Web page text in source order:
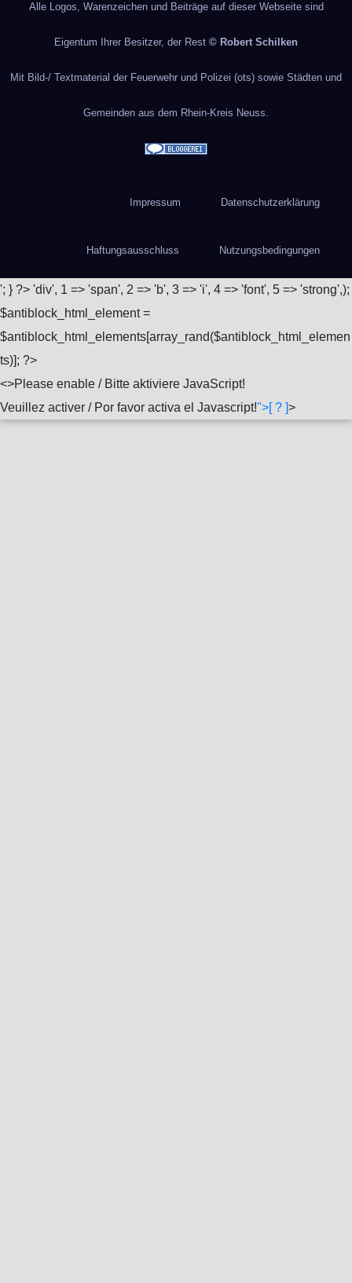
Alle Logos, Warenzeichen und Beiträge auf dieser Webseite sind
Eigentum Ihrer Besitzer, der Rest © Robert Schilken
Mit Bild-/ Textmaterial der Feuerwehr und Polizei (ots) sowie Städten und
Gemeinden aus dem Rhein-Kreis Neuss.
Impressum Datenschutzerklärung
Haftungsausschluss Nutzungsbedingungen
'; } ?> 'div', 1 => 'span', 2 => 'b', 3 => 'i', 4 => 'font', 5 => 'strong',);
$antiblock_html_element =
$antiblock_html_elements[array_rand($antiblock_html_elemen
ts)]; ?>
<>Please enable / Bitte aktiviere JavaScript!
Veuillez activer / Por favor activa el Javascript!">[ ? ]>